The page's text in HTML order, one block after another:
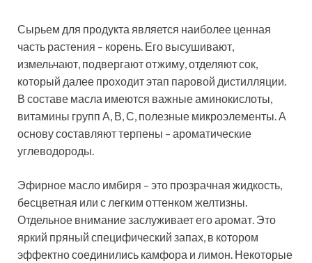
Сырьем для продукта является наиболее ценная
часть растения – корень. Его высушивают,
измельчают, подвергают отжиму, отделяют сок,
который далее проходит этап паровой дистилляции.
В составе масла имеются важные аминокислоты,
витамины групп А, В, С, полезные микроэлементы. А
основу составляют терпены – ароматические
углеводороды.
Эфирное масло имбиря – это прозрачная жидкость,
бесцветная или с легким оттенком желтизны.
Отдельное внимание заслуживает его аромат. Это
яркий пряный специфический запах, в котором
эффектно соединились камфора и лимон. Некоторые